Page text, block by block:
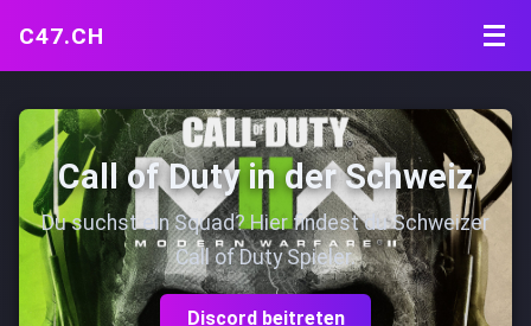
C47.CH
🔍
c47.ch
Events
Gaming Server
Call of Duty in der Schweiz
Du suchst ein Squad? Hier findest du Schweizer
Call of Duty Spieler.
Discord beitreten